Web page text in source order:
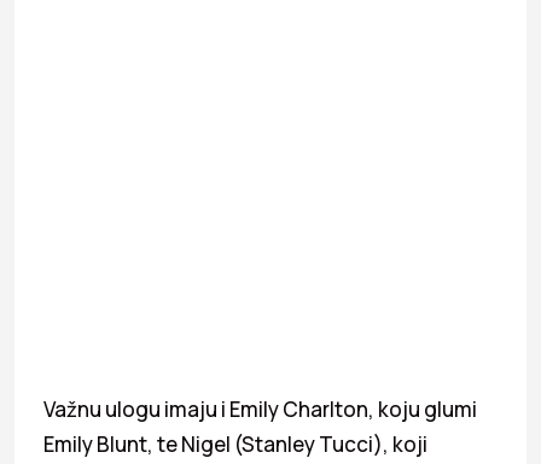
Važnu ulogu imaju i Emily Charlton, koju glumi
Emily Blunt, te Nigel (Stanley Tucci), koji